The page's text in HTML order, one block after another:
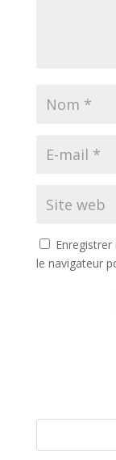
le navigateur